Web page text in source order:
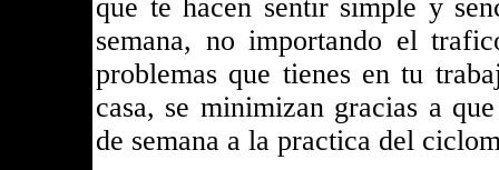
que te hacen sentir simple y
semana, no importando el
problemas que tienes en tu
casa, se minimizan gracias a
de semana a la practica del